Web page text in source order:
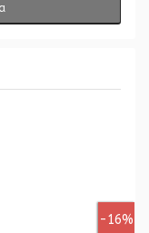
-16%